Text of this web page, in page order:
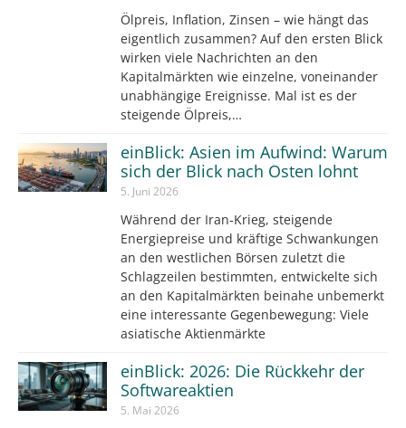
Ölpreis, Inflation, Zinsen – wie hängt das
eigentlich zusammen? Auf den ersten Blick
wirken viele Nachrichten an den
Kapitalmärkten wie einzelne, voneinander
unabhängige Ereignisse. Mal ist es der
steigende Ölpreis,…
einBlick: Asien im Aufwind: Warum
sich der Blick nach Osten lohnt
5. Juni 2026
Während der Iran-Krieg, steigende
Energiepreise und kräftige Schwankungen
an den westlichen Börsen zuletzt die
Schlagzeilen bestimmten, entwickelte sich
an den Kapitalmärkten beinahe unbemerkt
eine interessante Gegenbewegung: Viele
asiatische Aktienmärkte
einBlick: 2026: Die Rückkehr der
Softwareaktien
5. Mai 2026